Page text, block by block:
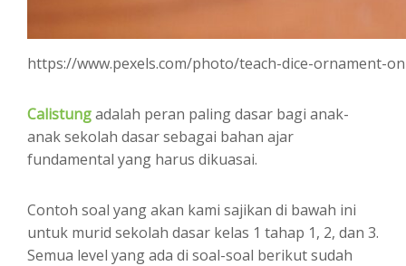
https://www.pexels.com/photo/teach-dice-ornament-
Calistungadalah peran paling dasar bagi anak-
anak sekolah dasar sebagai bahan ajar
fundamental yang harus dikuasai.
Contoh soal yang akan kami sajikan di bawah ini
untuk murid sekolah dasar kelas 1 tahap 1, 2, dan 3.
Semua level yang ada di soal-soal berikut sudah